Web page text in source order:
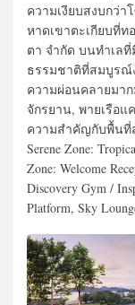
ความเงียบสงบกว่
หาดเขาตะเกียบที่
ตา จำกัด บนทำเลที่
ธรรมชาติที่สมบูรณ์
ความผ่อนคลายมา
จักรยาน, พายเรือ
ความสำคัญกับพื้นที่
Serene Zone:
Zone: Welcome
Discovery Gym /
Platform, Sky